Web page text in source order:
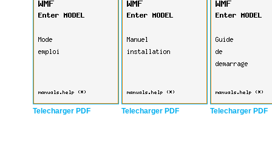
Telecharger PDF Telecharger PDF Telecharger PDF